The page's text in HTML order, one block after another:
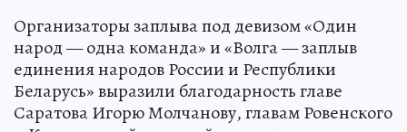
Организаторы заплыва под девизом «Один
народ — одна команда» и «Волга — заплыв
единения народов России и Республики
Беларусь» выразили благодарность главе
Саратова Игорю Молчанову, главам Ровенского